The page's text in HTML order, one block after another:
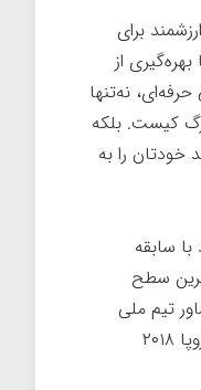
ارزشمند برای
از
نه‌تنها
کیست. بلکه
خودتان را به
سابقه
سطح
تیم ملی
فوتبال بلژیک و تیم جام رایدر اروپا ۲۰۱۸